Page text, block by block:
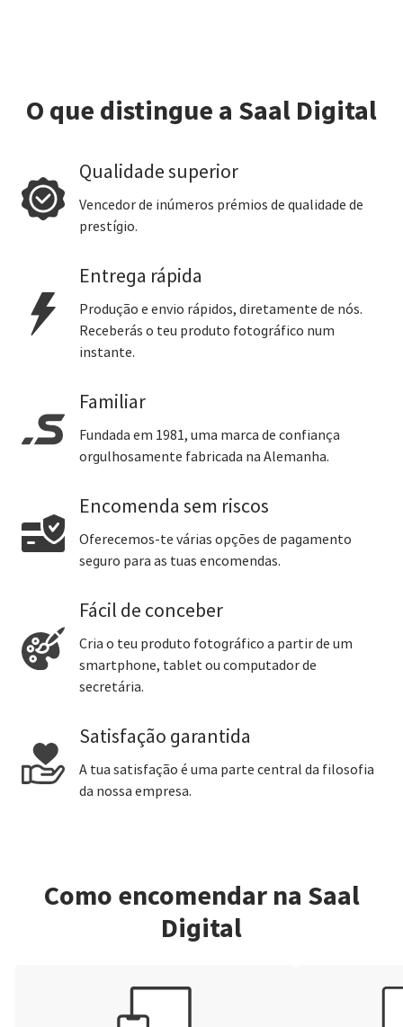
O que distingue a Saal Digital
Qualidade superior
Vencedor de inúmeros prémios de qualidade de
prestígio.
Entrega rápida
Produção e envio rápidos, diretamente de nós.
Receberás o teu produto fotográfico num
instante.
Familiar
Fundada em 1981, uma marca de confiança
orgulhosamente fabricada na Alemanha.
Encomenda sem riscos
Oferecemos-te várias opções de pagamento
seguro para as tuas encomendas.
Fácil de conceber
Cria o teu produto fotográfico a partir de um
smartphone, tablet ou computador de
secretária.
Satisfação garantida
A tua satisfação é uma parte central da filosofia
da nossa empresa.
Como encomendar na Saal
Digital